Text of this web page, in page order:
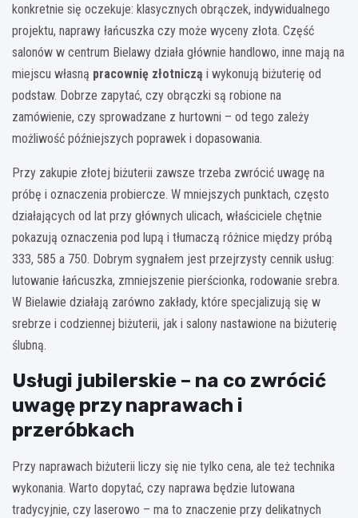
konkretnie się oczekuje: klasycznych obrączek, indywidualnego
projektu, naprawy łańcuszka czy może wyceny złota. Część
salonów w centrum Bielawy działa głównie handlowo, inne mają na
miejscu własną pracownię złotniczą i wykonują biżuterię od
podstaw. Dobrze zapytać, czy obrączki są robione na
zamówienie, czy sprowadzane z hurtowni – od tego zależy
możliwość późniejszych poprawek i dopasowania.
Przy zakupie złotej biżuterii zawsze trzeba zwrócić uwagę na
próbę i oznaczenia probiercze. W mniejszych punktach, często
działających od lat przy głównych ulicach, właściciele chętnie
pokazują oznaczenia pod lupą i tłumaczą różnice między próbą
333, 585 a 750. Dobrym sygnałem jest przejrzysty cennik usług:
lutowanie łańcuszka, zmniejszenie pierścionka, rodowanie srebra.
W Bielawie działają zarówno zakłady, które specjalizują się w
srebrze i codziennej biżuterii, jak i salony nastawione na biżuterię
ślubną.
Usługi jubilerskie – na co zwrócić
uwagę przy naprawach i
przeróbkach
Przy naprawach biżuterii liczy się nie tylko cena, ale też technika
wykonania. Warto dopytać, czy naprawa będzie lutowana
tradycyjnie, czy laserowo – ma to znaczenie przy delikatnych